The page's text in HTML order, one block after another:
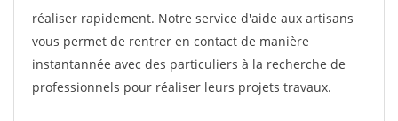
réaliser rapidement. Notre service d'aide aux artisans
vous permet de rentrer en contact de manière
instantannée avec des particuliers à la recherche de
professionnels pour réaliser leurs projets travaux.